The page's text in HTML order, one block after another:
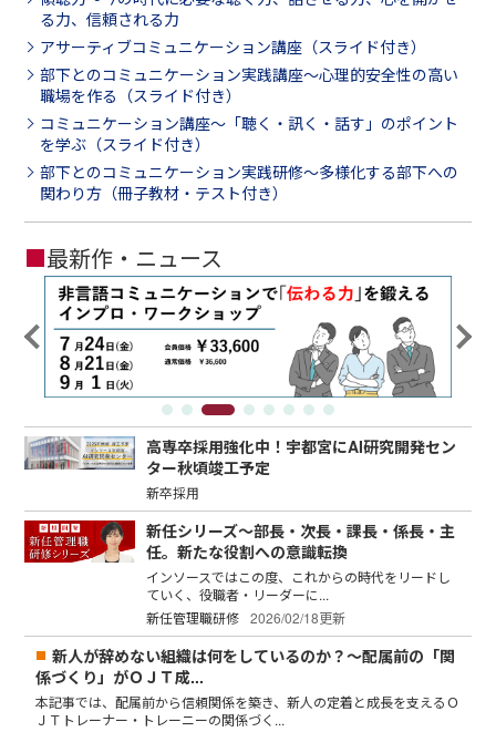
る力、信頼される力
アサーティブコミュニケーション講座（スライド付き）
部下とのコミュニケーション実践講座～心理的安全性の高い
職場を作る（スライド付き）
コミュニケーション講座～「聴く・訊く・話す」のポイント
を学ぶ（スライド付き）
部下とのコミュニケーション実践研修～多様化する部下への
関わり方（冊子教材・テスト付き）
■最新作・ニュース
高専卒採用強化中！宇都宮にAI研究開発セン
ター秋頃竣工予定
新卒採用
新任シリーズ～部長・次長・課長・係長・主
任。新たな役割への意識転換
インソースではこの度、これからの時代をリードし
ていく、役職者・リーダーに...
新任管理職研修 2026/02/18更新
新人が辞めない組織は何をしているのか？～配属前の「関
係づくり」がＯＪＴ成...
本記事では、配属前から信頼関係を築き、新人の定着と成長を支えるＯ
ＪＴトレーナー・トレーニーの関係づく...